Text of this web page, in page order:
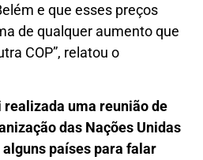
e que esses preços
de qualquer aumento que
COP”, relatou o
realizada uma reunião de
das Nações Unidas
alguns países para falar